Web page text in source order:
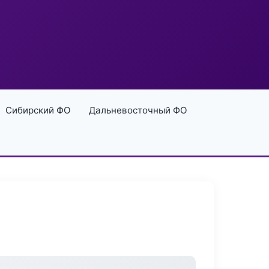
Сибирский ФО Дальневосточный ФО